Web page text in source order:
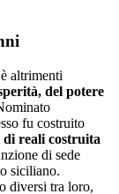
altrimenti
del potere
fu costruito
di reali costruita
di sede
siciliano.
diversi tra loro,